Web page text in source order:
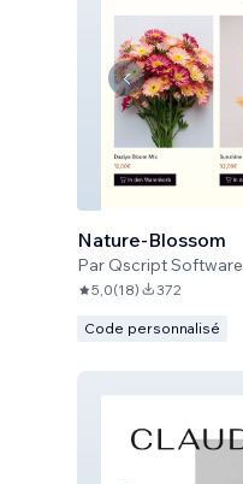
Nature-Blossom
Par Qscript Software
5,0(18) 372
Code personnalisé